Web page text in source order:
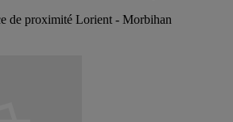
de proximité Lorient - Morbihan